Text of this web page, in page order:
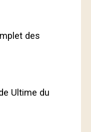
des
Ultime du